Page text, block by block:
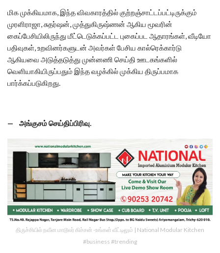
மிக முக்கியமாக, இந்த விவகாரத்தில் குற்றஞ்சாட்டப்பட்டிருக்கும்
முரளிராஜா, சுதர்ஷன், முத்துகிருஷ்ணன் ஆகிய மூவரின்
கைப்பேசியிலிருந்து மீட்டெடுக்கப்பட்ட புகைப்பட ஆதாரங்கள், வீடியோ
பதிவுகள், உறவினர்களுடன் அவர்கள் பேசிய கால்ரெக்கார்டு
ஆகியவை அடுத்தடுத்து முன்னணி செய்தி ஊடகங்களில்
வெளியாகியிருப்பதும் இந்த வழக்கில் முக்கிய திருப்பமாக
பார்க்கப்படுகிறது.
— அங்குசம் செய்திப்பிரிவு.
திருச்சியில் நவீன மாடூலர் கிச்சன் -உங்கள் வீட்டிலும் | National Modular Kitchen
#business #trending